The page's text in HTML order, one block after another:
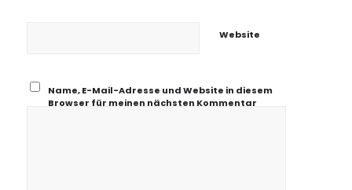
Website
Name, E-Mail-Adresse und Website in diesem
Browser für meinen nächsten Kommentar